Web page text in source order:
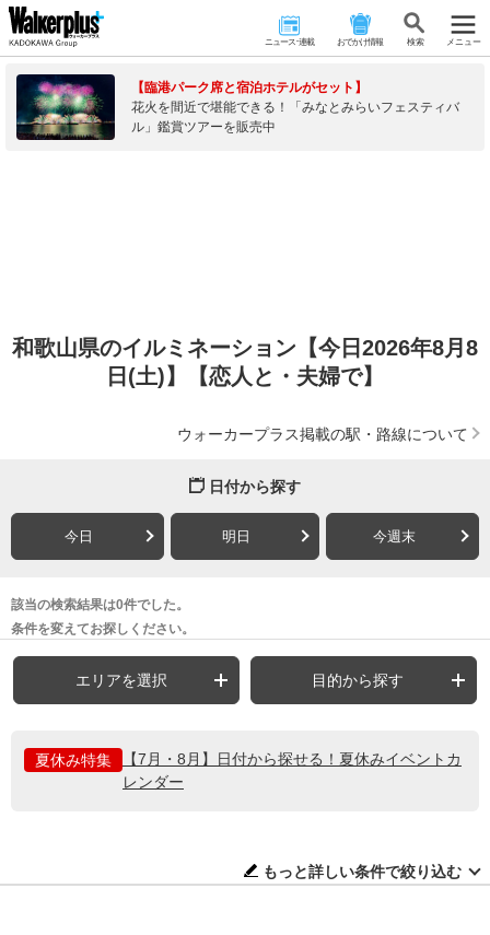
ニュース･連載 おでかけ情報 検 索 メニュー
【臨港パーク席と宿泊ホテルがセット】
花火を間近で堪能できる！「みなとみらいフェスティバ
ル」鑑賞ツアーを販売中
和歌山県のイルミネーション【今日2026年8月8
日(土)】【恋人と・夫婦で】
ウォーカープラス掲載の駅・路線について
日付から探す
今日 明日 今週末
該当の検索結果は0件でした。
条件を変えてお探しください。
エリアを選択 目的から探す
夏休み特集
【7月・8月】日付から探せる！夏休みイベントカ
レンダー
もっと詳しい条件で絞り込む